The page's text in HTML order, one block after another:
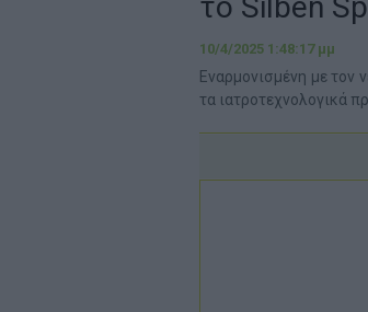
10/4/2025 1:48:17 μμ
Εναρμονισμένη με τον
τα ιατροτεχνολογικά